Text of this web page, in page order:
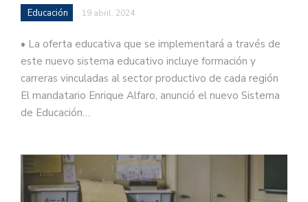
Educación 19 abril, 2024
• La oferta educativa que se implementará a través de
este nuevo sistema educativo incluye formación y
carreras vinculadas al sector productivo de cada región
El mandatario Enrique Alfaro, anunció el nuevo Sistema
de Educación…